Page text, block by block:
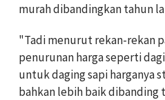
murah dibandingkan tahun
"Tadi menurut rekan-rekan
penurunan harga seperti
untuk daging sapi harganya
bahkan lebih baik dibanding